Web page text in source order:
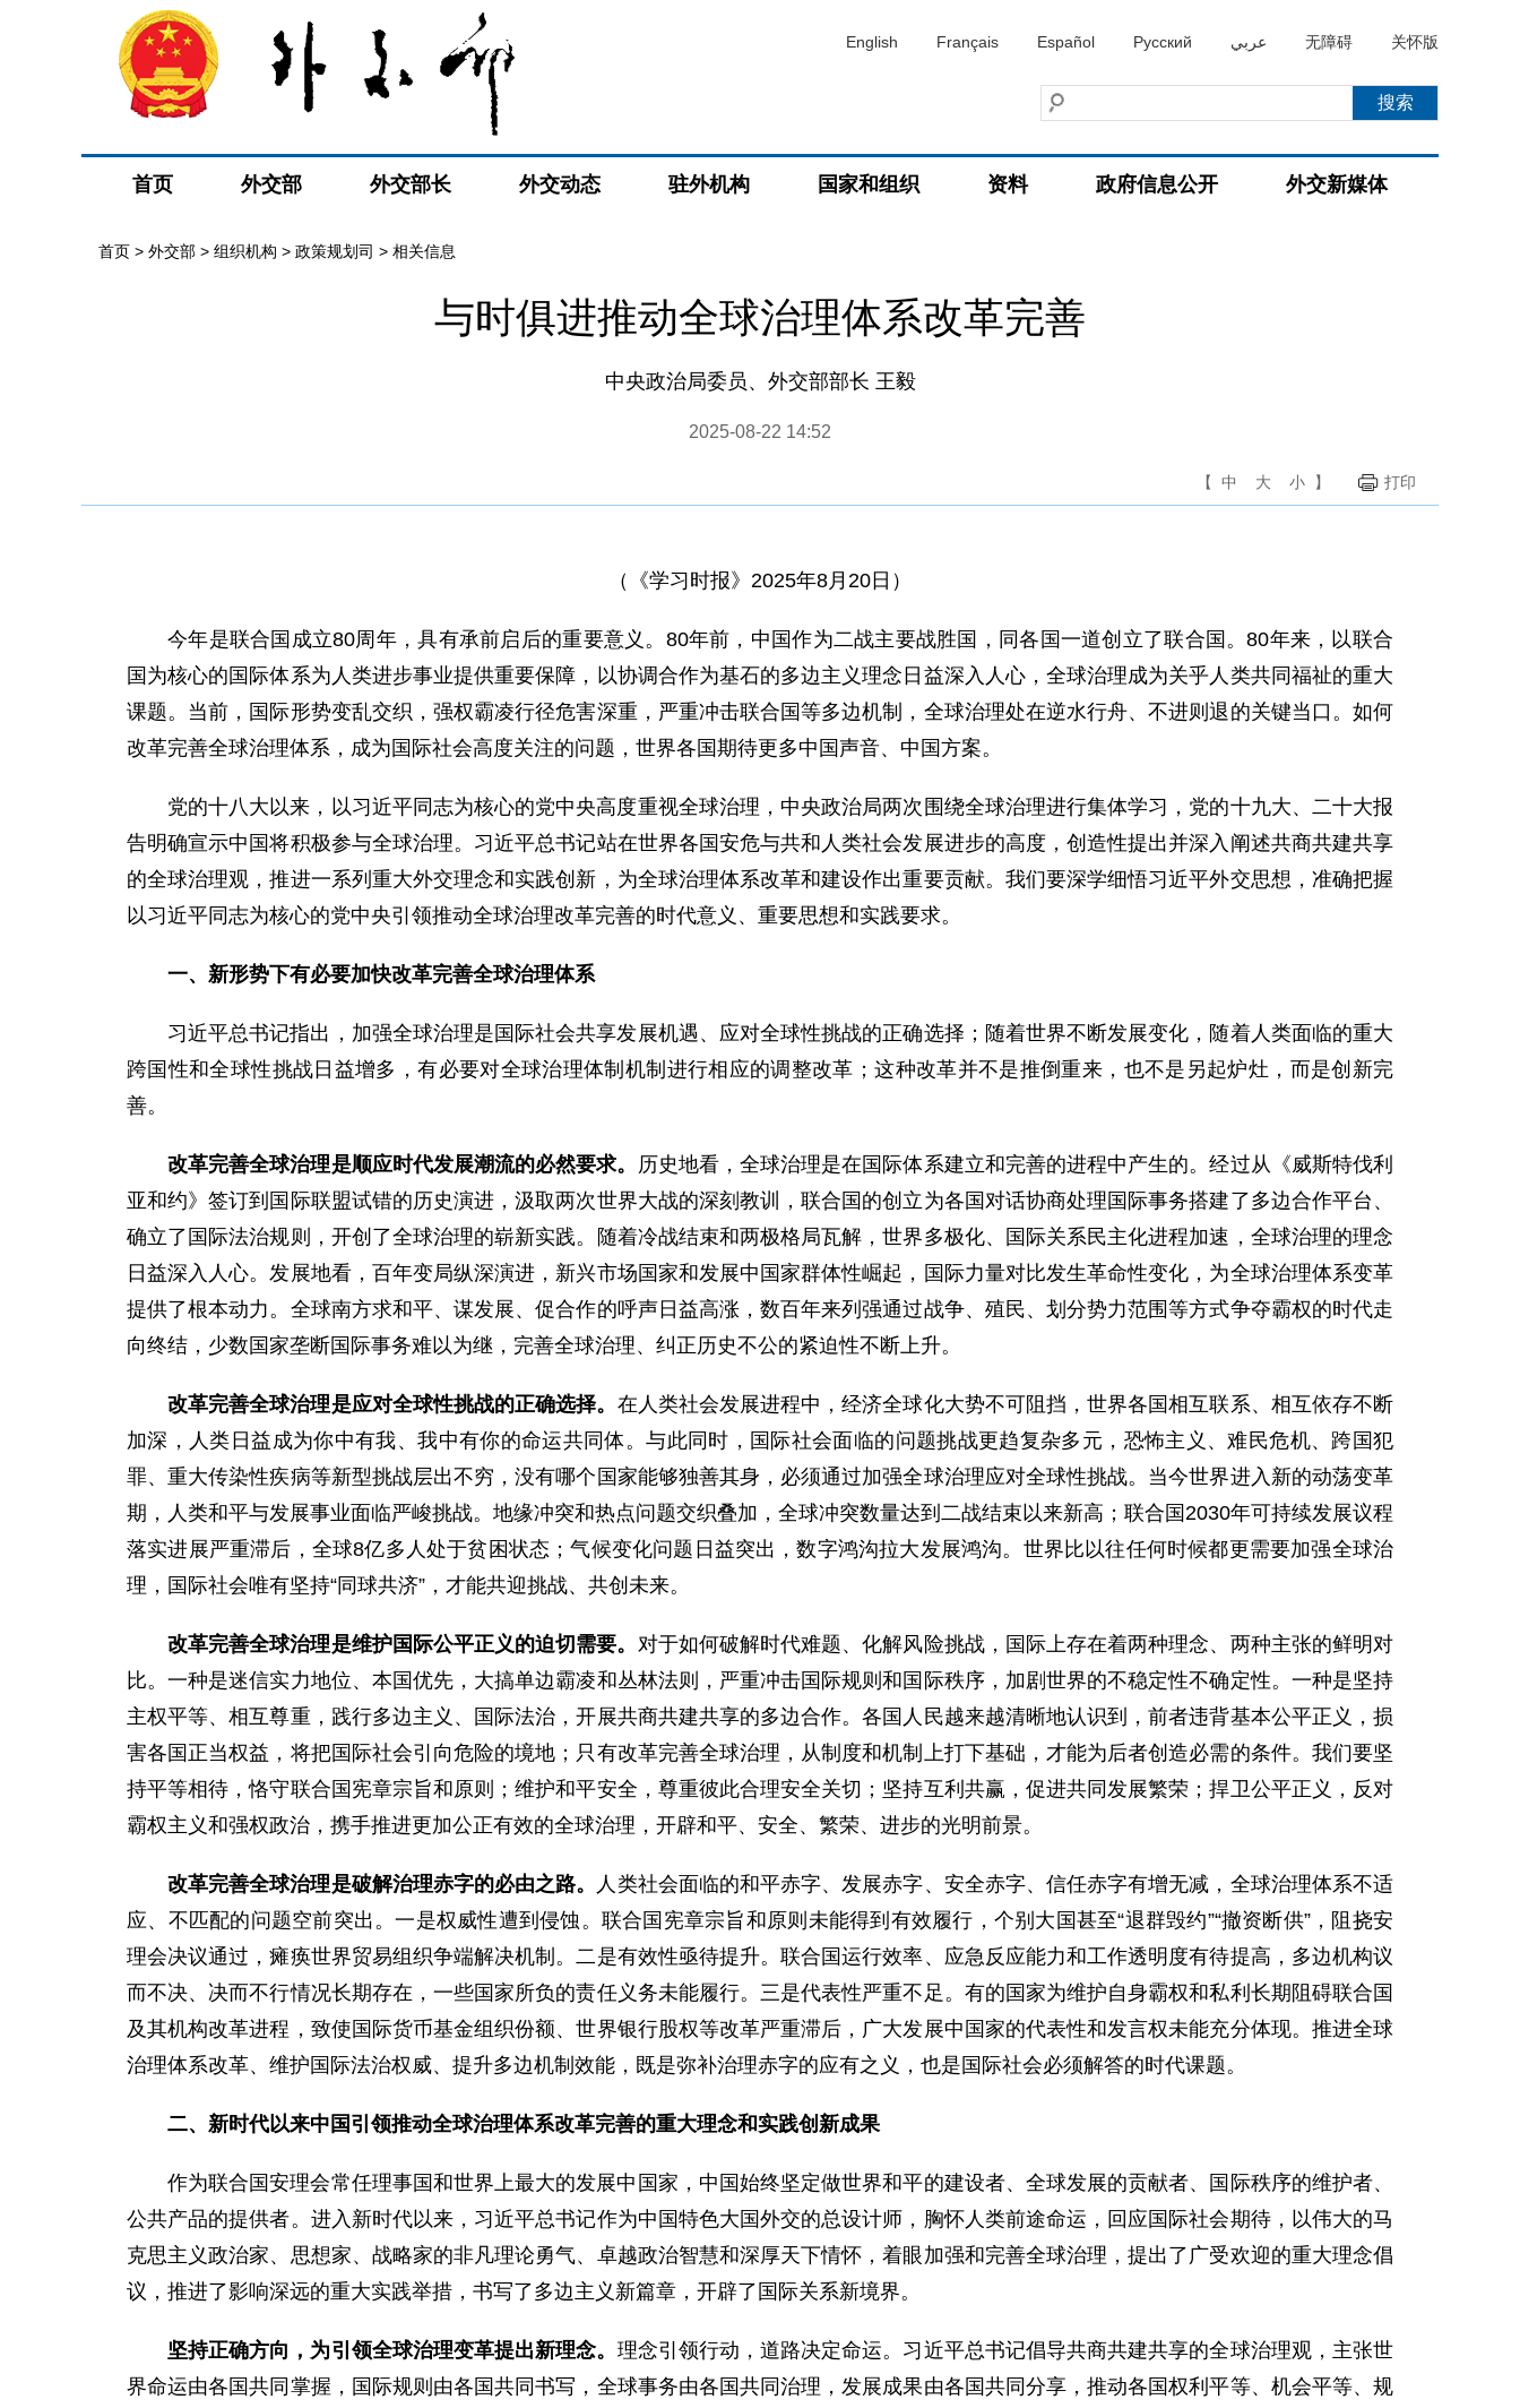
English Français Español Русский عربي 无障碍 关怀版
首页 外交部 外交部长 外交动态 驻外机构 国家和组织 资料 政府信息公开 外交新媒体
首页 > 外交部 > 组织机构 > 政策规划司 > 相关信息
与时俱进推动全球治理体系改革完善
中央政治局委员、外交部部长 王毅
2025-08-22 14:52
【 中 大 小 】 打印
（《学习时报》2025年8月20日）
今年是联合国成立80周年，具有承前启后的重要意义。80年前，中国作为二战主要战胜国，同各国一道创立了联合国。80年来，以联合
国为核心的国际体系为人类进步事业提供重要保障，以协调合作为基石的多边主义理念日益深入人心，全球治理成为关乎人类共同福祉的重大
课题。当前，国际形势变乱交织，强权霸凌行径危害深重，严重冲击联合国等多边机制，全球治理处在逆水行舟、不进则退的关键当口。如何
改革完善全球治理体系，成为国际社会高度关注的问题，世界各国期待更多中国声音、中国方案。
党的十八大以来，以习近平同志为核心的党中央高度重视全球治理，中央政治局两次围绕全球治理进行集体学习，党的十九大、二十大报
告明确宣示中国将积极参与全球治理。习近平总书记站在世界各国安危与共和人类社会发展进步的高度，创造性提出并深入阐述共商共建共享
的全球治理观，推进一系列重大外交理念和实践创新，为全球治理体系改革和建设作出重要贡献。我们要深学细悟习近平外交思想，准确把握
以习近平同志为核心的党中央引领推动全球治理改革完善的时代意义、重要思想和实践要求。
一、新形势下有必要加快改革完善全球治理体系
习近平总书记指出，加强全球治理是国际社会共享发展机遇、应对全球性挑战的正确选择；随着世界不断发展变化，随着人类面临的重大
跨国性和全球性挑战日益增多，有必要对全球治理体制机制进行相应的调整改革；这种改革并不是推倒重来，也不是另起炉灶，而是创新完
善。
改革完善全球治理是顺应时代发展潮流的必然要求。
历史地看，全球治理是在国际体系建立和完善的进程中产生的。经过从《威斯特伐利
亚和约》签订到国际联盟试错的历史演进，汲取两次世界大战的深刻教训，联合国的创立为各国对话协商处理国际事务搭建了多边合作平台、
确立了国际法治规则，开创了全球治理的崭新实践。随着冷战结束和两极格局瓦解，世界多极化、国际关系民主化进程加速，全球治理的理念
日益深入人心。发展地看，百年变局纵深演进，新兴市场国家和发展中国家群体性崛起，国际力量对比发生革命性变化，为全球治理体系变革
提供了根本动力。全球南方求和平、谋发展、促合作的呼声日益高涨，数百年来列强通过战争、殖民、划分势力范围等方式争夺霸权的时代走
向终结，少数国家垄断国际事务难以为继，完善全球治理、纠正历史不公的紧迫性不断上升。
改革完善全球治理是应对全球性挑战的正确选择。 在人类社会发展进程中，经济全球化大势不可阻挡，世界各国相互联系、相互依存不断
加深，人类日益成为你中有我、我中有你的命运共同体。与此同时，国际社会面临的问题挑战更趋复杂多元，恐怖主义、难民危机、跨国犯
罪、重大传染性疾病等新型挑战层出不穷，没有哪个国家能够独善其身，必须通过加强全球治理应对全球性挑战。当今世界进入新的动荡变革
期，人类和平与发展事业面临严峻挑战。地缘冲突和热点问题交织叠加，全球冲突数量达到二战结束以来新高；联合国2030年可持续发展议程
落实进展严重滞后，全球8亿多人处于贫困状态；气候变化问题日益突出，数字鸿沟拉大发展鸿沟。世界比以往任何时候都更需要加强全球治
理，国际社会唯有坚持“同球共济”，才能共迎挑战、共创未来。
改革完善全球治理是维护国际公平正义的迫切需要。 对于如何破解时代难题、化解风险挑战，国际上存在着两种理念、两种主张的鲜明对
比。一种是迷信实力地位、本国优先，大搞单边霸凌和丛林法则，严重冲击国际规则和国际秩序，加剧世界的不稳定性不确定性。一种是坚持
主权平等、相互尊重，践行多边主义、国际法治，开展共商共建共享的多边合作。各国人民越来越清晰地认识到，前者违背基本公平正义，损
害各国正当权益，将把国际社会引向危险的境地；只有改革完善全球治理，从制度和机制上打下基础，才能为后者创造必需的条件。我们要坚
持平等相待，恪守联合国宪章宗旨和原则；维护和平安全，尊重彼此合理安全关切；坚持互利共赢，促进共同发展繁荣；捍卫公平正义，反对
霸权主义和强权政治，携手推进更加公正有效的全球治理，开辟和平、安全、繁荣、进步的光明前景。
改革完善全球治理是破解治理赤字的必由之路。
人类社会面临的和平赤字、发展赤字、安全赤字、信任赤字有增无减，全球治理体系不适
应、不匹配的问题空前突出。一是权威性遭到侵蚀。联合国宪章宗旨和原则未能得到有效履行，个别大国甚至“退群毁约”“撤资断供”，阻挠安
理会决议通过，瘫痪世界贸易组织争端解决机制。二是有效性亟待提升。联合国运行效率、应急反应能力和工作透明度有待提高，多边机构议
而不决、决而不行情况长期存在，一些国家所负的责任义务未能履行。三是代表性严重不足。有的国家为维护自身霸权和私利长期阻碍联合国
及其机构改革进程，致使国际货币基金组织份额、世界银行股权等改革严重滞后，广大发展中国家的代表性和发言权未能充分体现。推进全球
治理体系改革、维护国际法治权威、提升多边机制效能，既是弥补治理赤字的应有之义，也是国际社会必须解答的时代课题。
二、新时代以来中国引领推动全球治理体系改革完善的重大理念和实践创新成果
作为联合国安理会常任理事国和世界上最大的发展中国家，中国始终坚定做世界和平的建设者、全球发展的贡献者、国际秩序的维护者、
公共产品的提供者。进入新时代以来，习近平总书记作为中国特色大国外交的总设计师，胸怀人类前途命运，回应国际社会期待，以伟大的马
克思主义政治家、思想家、战略家的非凡理论勇气、卓越政治智慧和深厚天下情怀，着眼加强和完善全球治理，提出了广受欢迎的重大理念倡
议，推进了影响深远的重大实践举措，书写了多边主义新篇章，开辟了国际关系新境界。
坚持正确方向，为引领全球治理变革提出新理念。 理念引领行动，道路决定命运。习近平总书记倡导共商共建共享的全球治理观，主张世
界命运由各国共同掌握，国际规则由各国共同书写，全球事务由各国共同治理，发展成果由各国共同分享，推动各国权利平等、机会平等、规